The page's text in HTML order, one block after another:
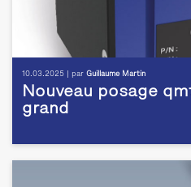
10.03.2025 | par Guillaume Martin
Nouveau posage
grand